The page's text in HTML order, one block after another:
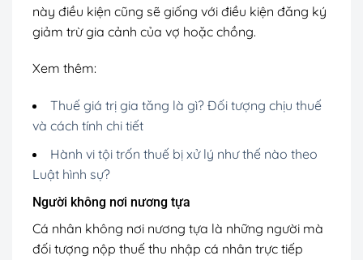
này điều kiện cũng sẽ giống với điều kiện đăng ký
giảm trừ gia cảnh của vợ hoặc chồng.
Xem thêm:
Thuế giá trị gia tăng là gì? Đối tượng chịu thuế
và cách tính chi tiết
Hành vi tội trốn thuế bị xử lý như thế nào theo
Luật hình sự?
Người không nơi nương tựa
Cá nhân không nơi nương tựa là những người mà
đối tượng nộp thuế thu nhập cá nhân trực tiếp